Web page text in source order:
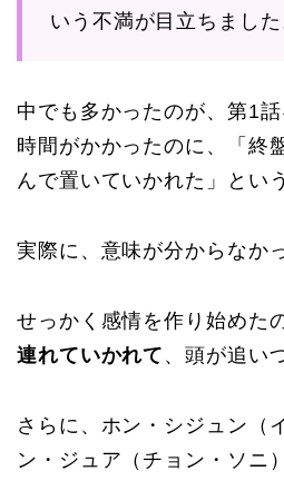
いう不満が目立ちました
中でも多かったのが、第1
時間がかかったのに、「終
んで置いていかれた」とい
実際に、意味が分からなか
せっかく感情を作り始めた
連れていかれて 、頭が追い
さらに、ホン・シジュン（
ン・ジュア（チョン・ソニ